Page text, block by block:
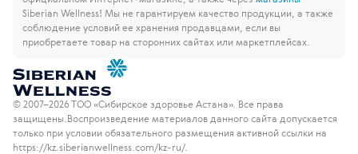
Siberian Wellness! Мы не гарантируем качество продукции, а также
соблюдение условий ее хранения продавцами, если вы
приобретаете товар на сторонних сайтах или маркетплейсах.
© 2007–2026 ТОО «Сибирское здоровье Астана». Все права
защищены. Воспроизведение материалов данного сайта допускается
только при условии обязательного размещения активной ссылки на
https://kz.siberianwellness.com/kz-ru/.